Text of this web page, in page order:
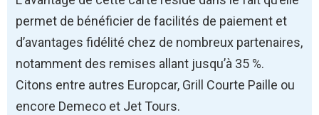
permet de bénéficier de facilités de paiement et
d’avantages fidélité chez de nombreux partenaires,
notamment des remises allant jusqu’à 35 %.
Citons entre autres Europcar, Grill Courte Paille ou
encore Demeco et Jet Tours.